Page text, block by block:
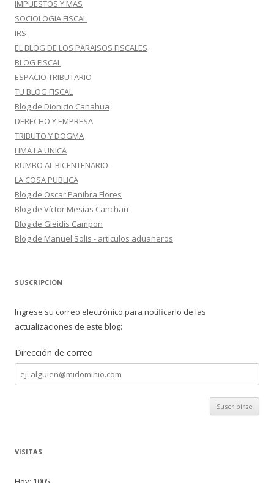
IMPUESTOS Y MAS
SOCIOLOGIA FISCAL
IRS
EL BLOG DE LOS PARAISOS FISCALES
BLOG FISCAL
ESPACIO TRIBUTARIO
TU BLOG FISCAL
Blog de Dionicio Canahua
DERECHO Y EMPRESA
TRIBUTO Y DOGMA
LIMA LA UNICA
RUMBO AL BICENTENARIO
LA COSA PUBLICA
Blog de Oscar Panibra Flores
Blog de Víctor Mesías Canchari
Blog de Gleidis Campon
Blog de Manuel Solis - articulos aduaneros
SUSCRIPCIÓN
Ingrese su correo electrónico para notificarlo de las
actualizaciones de este blog:
Dirección de correo
Dirección
de
correo
VISITAS